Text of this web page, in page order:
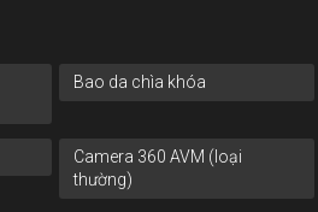
Bao da chìa khóa
Camera 360 AVM (loại
thường)